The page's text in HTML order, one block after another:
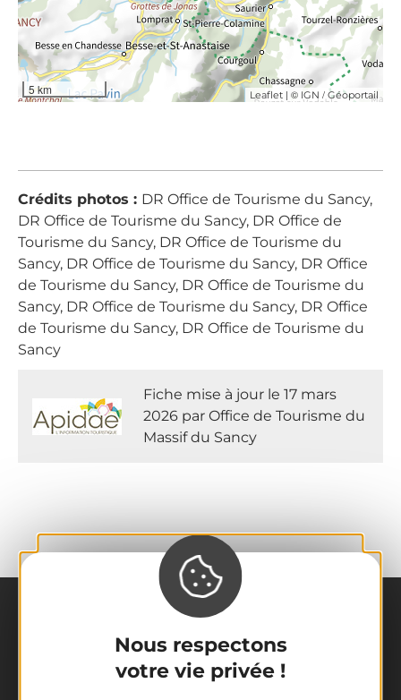
Nous respectons
votre vie privée !
5 km Leaflet | © IGN / Géoportail
Crédits photos : DR Office de Tourisme du Sancy,
DR Office de Tourisme du Sancy, DR Office de
Tourisme du Sancy, DR Office de Tourisme du
Sancy, DR Office de Tourisme du Sancy, DR Office
de Tourisme du Sancy, DR Office de Tourisme du
Sancy, DR Office de Tourisme du Sancy, DR Office
de Tourisme du Sancy, DR Office de Tourisme du
Sancy
Fiche mise à jour le 17 mars
2026 par Office de Tourisme du
Massif du Sancy